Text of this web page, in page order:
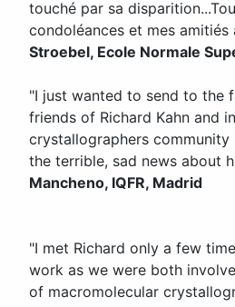
touché par sa
condoléances et mes amitiés
Stroebel, Ecole Normale
"I just wanted to send to the
friends of Richard Kahn and
crystallographers
the terrible, sad news about
Mancheno, IQFR, Madrid
"I met Richard only a few
work as we were both
of macromolecular